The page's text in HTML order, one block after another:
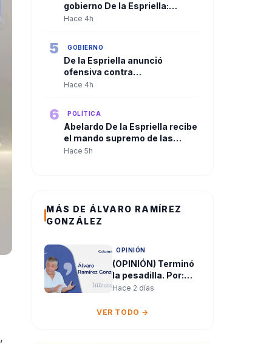
gobierno De la Espriella:
Trasladan a más de 100
Hace 4h
5 GOBIERNO
De la Espriella anunció
ofensiva contra
organizaciones criminales y
Hace 4h
6 POLÍTICA
Abelardo De la Espriella recibe
el mando supremo de las
Fuerzas Militares en solemne
Hace 5h
MÁS DE ÁLVARO RAMÍREZ
GONZÁLEZ
OPINIÓN
(OPINIÓN) Terminó
la pesadilla. Por:
Álvaro Ramírez
Hace 2 días
VER TODO →